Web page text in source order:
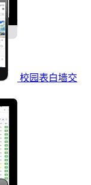
校园表白墙交